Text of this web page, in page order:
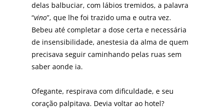
delas balbuciar, com lábios tremidos, a palavra
“vino”, que lhe foi trazido uma e outra vez.
Bebeu até completar a dose certa e necessária
de insensibilidade, anestesia da alma de quem
precisava seguir caminhando pelas ruas sem
saber aonde ia.
Ofegante, respirava com dificuldade, e seu
coração palpitava. Devia voltar ao hotel?